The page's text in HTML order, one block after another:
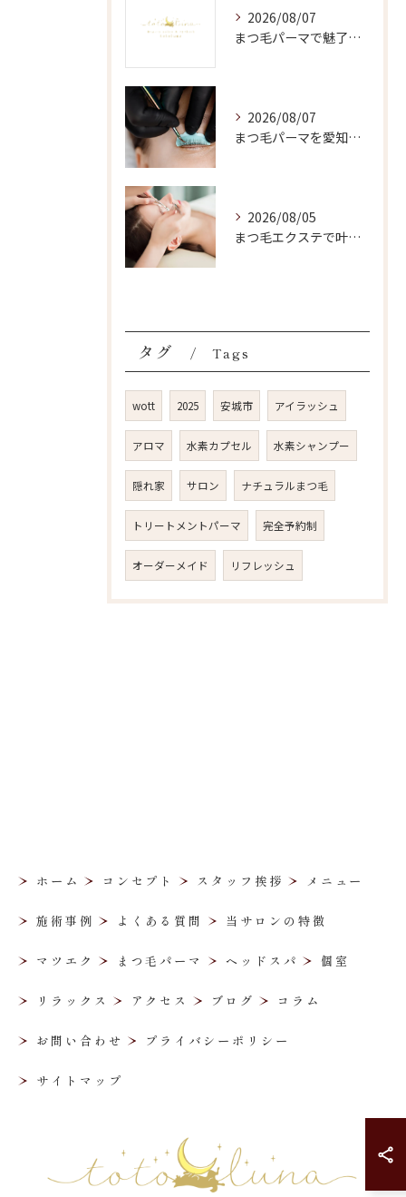
2026/08/07
まつ毛パーマで魅了する愛知県安城市半田市の自然な目元演出法
2026/08/07
まつ毛パーマを愛知県安城市で長持ちさせる方法と毎日できるケアの完全ガイド
2026/08/05
まつ毛エクステで叶える愛知県安城市のマツエク60本ナチュラルな自然仕上げ徹底ガイド
タグ Tags
wott 2025 安城市 アイラッシュ
アロマ 水素カプセル 水素シャンプー
隠れ家 サロン ナチュラルまつ毛
トリートメントパーマ 完全予約制
オーダーメイド リフレッシュ
ホーム コンセプト スタッフ挨拶 メニュー
施術事例 よくある質問 当サロンの特徴
マツエク まつ毛パーマ ヘッドスパ 個室
リラックス アクセス ブログ コラム
お問い合わせ プライバシーポリシー
サイトマップ